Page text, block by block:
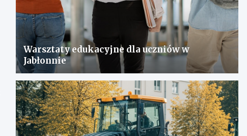
Warsztaty edukacyjne dla uczniów w
Jabłonnie